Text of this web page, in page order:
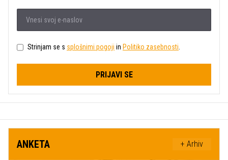
Strinjam se s splošnimi pogoji in Politiko zasebnosti.
PRIJAVI SE
ANKETA + Arhiv